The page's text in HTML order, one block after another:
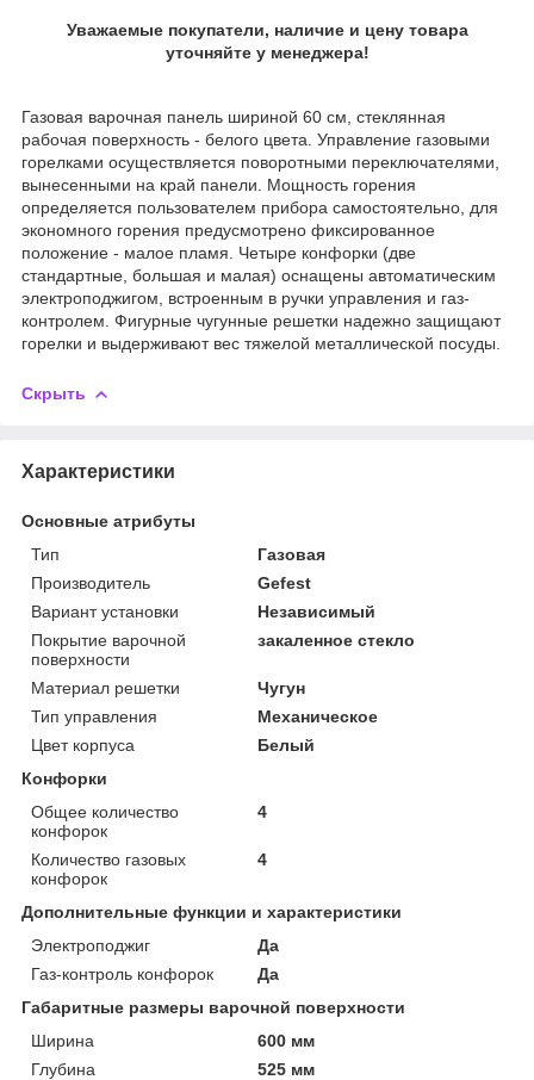
Уважаемые покупатели, наличие и цену товара
уточняйте у менеджера!
Газовая варочная панель шириной 60 см, стеклянная
рабочая поверхность - белого цвета. Управление газовыми
горелками осуществляется поворотными переключателями,
вынесенными на край панели. Мощность горения
определяется пользователем прибора самостоятельно, для
экономного горения предусмотрено фиксированное
положение - малое пламя. Четыре конфорки (две
стандартные, большая и малая) оснащены автоматическим
электроподжигом, встроенным в ручки управления и газ-
контролем. Фигурные чугунные решетки надежно защищают
горелки и выдерживают вес тяжелой металлической посуды.
Скрыть
Характеристики
Основные атрибуты
Тип
Газовая
Производитель
Gefest
Вариант установки
Независимый
Покрытие варочной
поверхности
закаленное стекло
Материал решетки
Чугун
Тип управления
Механическое
Цвет корпуса
Белый
Конфорки
Общее количество
конфорок
4
Количество газовых
конфорок
4
Дополнительные функции и характеристики
Электроподжиг
Да
Газ-контроль конфорок
Да
Габаритные размеры варочной поверхности
Ширина
600 мм
Глубина
525 мм